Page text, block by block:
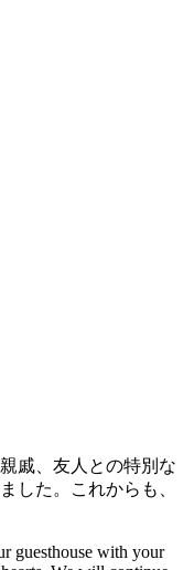
戚、友人との特別な
した。これからも、
guesthouse with your